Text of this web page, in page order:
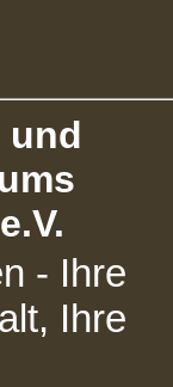
und
- Ihre
Ihre